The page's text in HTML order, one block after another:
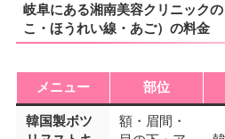
岐阜にある湘南美容クリニック
こ・ほうれい線・あご）の料金
メニュー 部位
韓国製ボツ
額・眉間・